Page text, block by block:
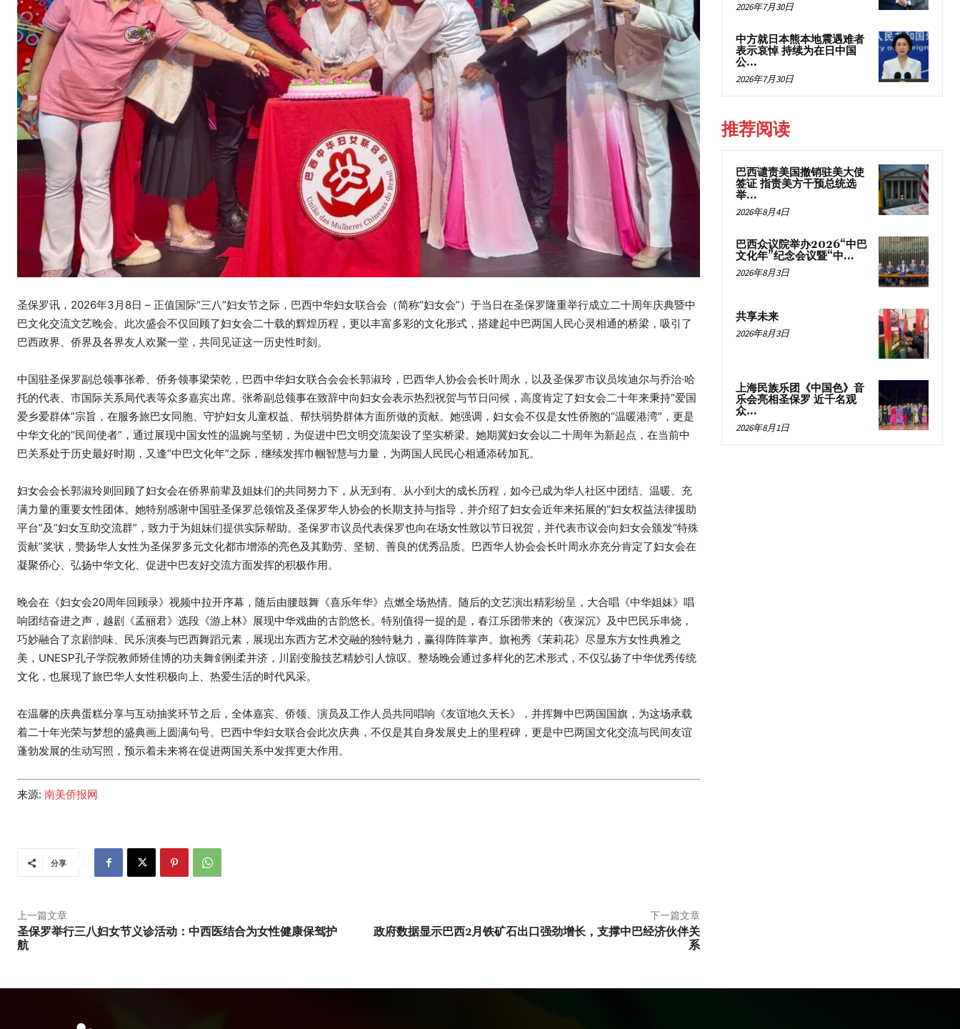
圣保罗讯，2026年3月8日 – 正值国际“三八”妇女节之际，巴西中华妇女联合会（简称“妇女会”）于当日在圣保罗隆重举行成立二十周年庆典暨中
巴文化交流文艺晚会。此次盛会不仅回顾了妇女会二十载的辉煌历程，更以丰富多彩的文化形式，搭建起中巴两国人民心灵相通的桥梁，吸引了
巴西政界、侨界及各界友人欢聚一堂，共同见证这一历史性时刻。
中国驻圣保罗副总领事张希、侨务领事梁荣乾，巴西中华妇女联合会会长郭淑玲，巴西华人协会会长叶周永，以及圣保罗市议员埃迪尔与乔治·哈
托的代表、市国际关系局代表等众多嘉宾出席。张希副总领事在致辞中向妇女会表示热烈祝贺与节日问候，高度肯定了妇女会二十年来秉持“爱国
爱乡爱群体”宗旨，在服务旅巴女同胞、守护妇女儿童权益、帮扶弱势群体方面所做的贡献。她强调，妇女会不仅是女性侨胞的“温暖港湾”，更是
中华文化的“民间使者”，通过展现中国女性的温婉与坚韧，为促进中巴文明交流架设了坚实桥梁。她期冀妇女会以二十周年为新起点，在当前中
巴关系处于历史最好时期，又逢“中巴文化年”之际，继续发挥巾帼智慧与力量，为两国人民民心相通添砖加瓦。
妇女会会长郭淑玲则回顾了妇女会在侨界前辈及姐妹们的共同努力下，从无到有、从小到大的成长历程，如今已成为华人社区中团结、温暖、充
满力量的重要女性团体。她特别感谢中国驻圣保罗总领馆及圣保罗华人协会的长期支持与指导，并介绍了妇女会近年来拓展的“妇女权益法律援助
平台”及“妇女互助交流群”，致力于为姐妹们提供实际帮助。圣保罗市议员代表保罗也向在场女性致以节日祝贺，并代表市议会向妇女会颁发“特殊
贡献”奖状，赞扬华人女性为圣保罗多元文化都市增添的亮色及其勤劳、坚韧、善良的优秀品质。巴西华人协会会长叶周永亦充分肯定了妇女会在
凝聚侨心、弘扬中华文化、促进中巴友好交流方面发挥的积极作用。
晚会在《妇女会20周年回顾录》视频中拉开序幕，随后由腰鼓舞《喜乐年华》点燃全场热情。随后的文艺演出精彩纷呈，大合唱《中华姐妹》唱
响团结奋进之声，越剧《孟丽君》选段《游上林》展现中华戏曲的古韵悠长。特别值得一提的是，春江乐团带来的《夜深沉》及中巴民乐串烧，
巧妙融合了京剧韵味、民乐演奏与巴西舞蹈元素，展现出东西方艺术交融的独特魅力，赢得阵阵掌声。旗袍秀《茉莉花》尽显东方女性典雅之
美，UNESP孔子学院教师矫佳博的功夫舞剑刚柔并济，川剧变脸技艺精妙引人惊叹。整场晚会通过多样化的艺术形式，不仅弘扬了中华优秀传统
文化，也展现了旅巴华人女性积极向上、热爱生活的时代风采。
在温馨的庆典蛋糕分享与互动抽奖环节之后，全体嘉宾、侨领、演员及工作人员共同唱响《友谊地久天长》，并挥舞中巴两国国旗，为这场承载
着二十年光荣与梦想的盛典画上圆满句号。巴西中华妇女联合会此次庆典，不仅是其自身发展史上的里程碑，更是中巴两国文化交流与民间友谊
蓬勃发展的生动写照，预示着未来将在促进两国关系中发挥更大作用。
来源: 南美侨报网
分享
上一篇文章
圣保罗举行三八妇女节义诊活动：中西医结合为女性健康保驾护
航
下一篇文章
政府数据显示巴西2月铁矿石出口强劲增长，支撑中巴经济伙伴关
系
2026年7月30日
中方就日本熊本地震遇难者
表示哀悼 持续为在日中国
公...
2026年7月30日
推荐阅读
巴西谴责美国撤销驻美大使
签证 指责美方干预总统选
举...
2026年8月4日
巴西众议院举办2026“中巴
文化年”纪念会议暨“中...
2026年8月3日
共享未来
2026年8月3日
上海民族乐团《中国色》音
乐会亮相圣保罗 近千名观
众...
2026年8月1日